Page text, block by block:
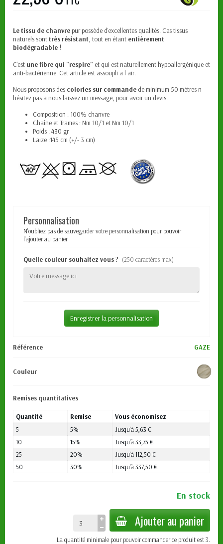
Le tissu de chanvre pur possède d'excellentes qualités. Ces tissus
naturels sonttrès résistant , tout en étant entièrement
biodégradable !
C'est une fibre qui "respire" et qui est naturellement hypoallergénique et
anti-bactérienne. Cet article est assoupli a l air.
Nous proposons des colories sur commande de minimum 50 mètres n
hésitez pas a nous laissez un message, pour avoir un devis.
Composition : 100% chanvre
Chaîne et Trames : Nm 10/1 et Nm 10/1
Poids : 430 gr
Laize :145 cm (+/- 3 cm)
Personnalisation
N'oubliez pas de sauvegarder votre personnalisation pour pouvoir
l'ajouter au panier
Quelle couleur souhaitez vous ? (250 caractères max)
Enregistrer la personnalisation
Référence GAZE
Couleur
Remises quantitatives
Quantité Remise
Vous économisez
5
5%
Jusqu'à 5,63 €
10
15%
Jusqu'à 33,75 €
25
20%
Jusqu'à 112,50 €
50
30% Jusqu'à 337,50 €
En stock
Ajouter au panier
La quantité minimale pour pouvoir commander ce produit est 3.